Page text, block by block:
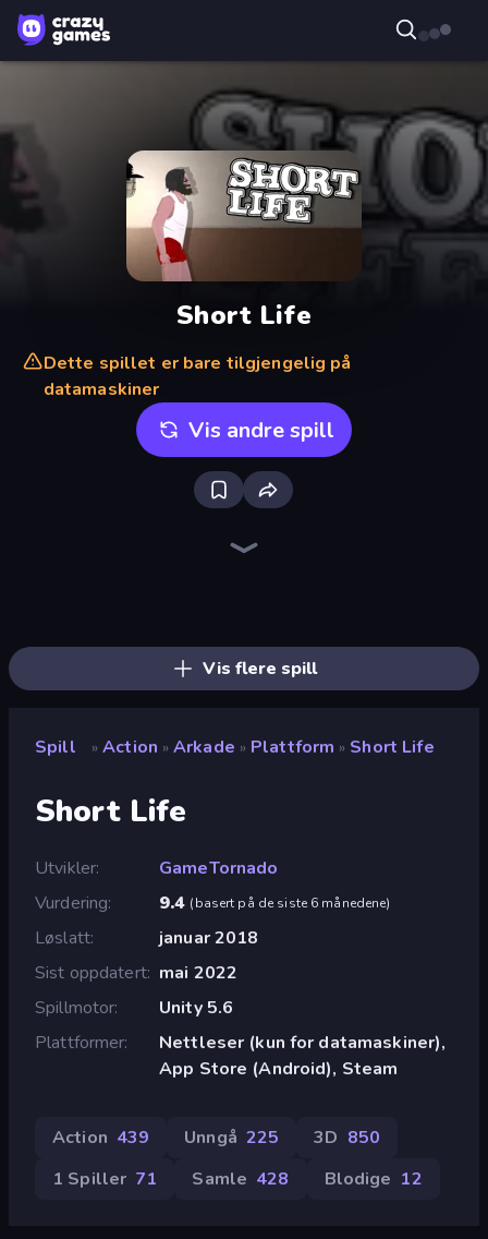
Short Life
Dette spillet er bare tilgjengelig på
datamaskiner
Vis andre spill
Vis flere spill
Spill » Action » Arkade » Plattform » Short Life
Short Life
Utvikler
GameTornado
Vurdering
9.4 (basert på de siste 6 månedene)
Løslatt
januar 2018
Sist oppdatert mai 2022
Spillmotor
Unity 5.6
Plattformer
Nettleser (kun for datamaskiner),
App Store (Android), Steam
Action 439 Unngå 225 3D 850
1 Spiller 71 Samle 428 Blodige 12